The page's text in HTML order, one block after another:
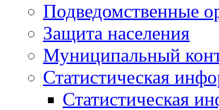
Подведомственные
Защита населения
Муниципальный
Статистическая
Статистическая